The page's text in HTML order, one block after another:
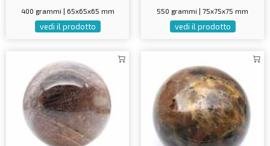
400 grammi | 65x65x65 mm
vedi il prodotto
550 grammi | 75x75x75 mm
vedi il prodotto